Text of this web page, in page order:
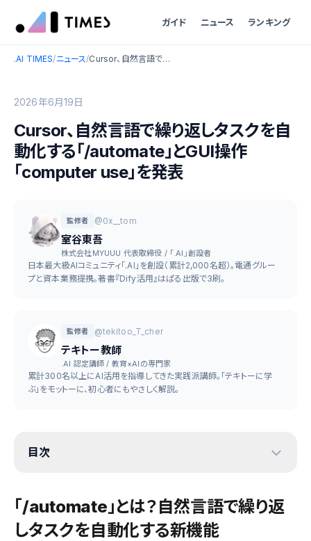
ガイド ニュース ランキング
.AI TIMES/ニュース/ Cursor、自然言語で繰り返しタスクを自動化する「/automate」とGUI操作「computer use」を発表
2026年6月19日
Cursor、自然言語で繰り返しタスクを自
動化する「/automate」とGUI操作
「computer use」を発表
監修者 @0x__tom
室谷東吾
株式会社MYUUU 代表取締役 / 「.AI」創設者
日本最大級AIコミュニティ「.AI」を創設（累計2,000名超）。電通グルー
プと資本業務提携。著書『Dify活用』はぱる出版で3刷。
監修者 @tekitoo_T_cher
テキトー教師
.AI 認定講師 / 教育×AIの専門家
累計300名以上にAI活用を指導してきた実践派講師。「テキトーに学
ぶ」をモットーに、初心者にもやさしく解説。
目次
「/automate」とは？自然言語で繰り返
しタスクを自動化する新機能